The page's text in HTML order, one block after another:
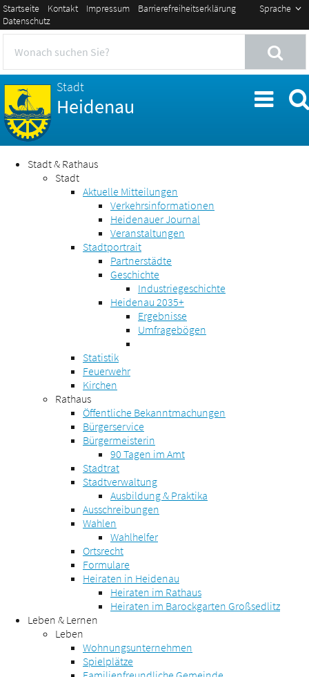
Sprache
Startseite Kontakt Impressum
Barrierefreiheitserklärung
Datenschutz
Stadt
Heidenau
Stadt & Rathaus
Stadt
Aktuelle Mitteilungen
Verkehrsinformationen
Heidenauer Journal
Veranstaltungen
Stadtportrait
Partnerstädte
Geschichte
Industriegeschichte
Heidenau 2035+
Ergebnisse
Umfragebögen
Statistik
Feuerwehr
Kirchen
Rathaus
Öffentliche Bekanntmachungen
Bürgerservice
Bürgermeisterin
90 Tagen im Amt
Stadtrat
Stadtverwaltung
Ausbildung & Praktika
Ausschreibungen
Wahlen
Wahlhelfer
Ortsrecht
Formulare
Heiraten in Heidenau
Heiraten im Rathaus
Heiraten im Barockgarten Großsedlitz
Leben & Lernen
Leben
Wohnungsunternehmen
Spielplätze